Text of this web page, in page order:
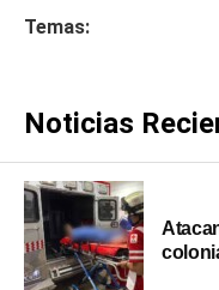
Temas:
Noticias